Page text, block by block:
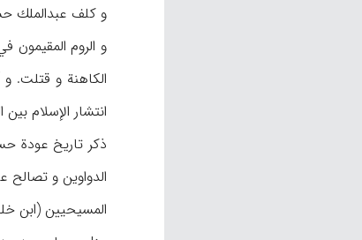
و الروم
الدواوين و تصالح
المسيحيين (ابن خلدون،